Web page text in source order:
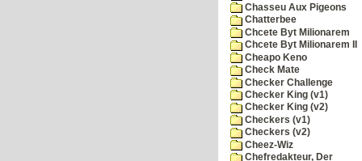
Chasseu Aux Pigeons
Chatterbee
Chcete Byt Milionarem
Chcete Byt Milionarem II
Cheapo Keno
Check Mate
Checker Challenge
Checker King (v1)
Checker King (v2)
Checkers (v1)
Checkers (v2)
Cheez-Wiz
Chefredakteur, Der